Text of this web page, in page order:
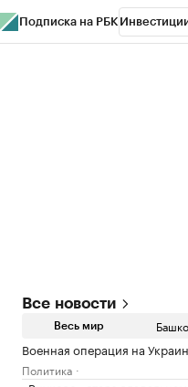
Подписка на РБК
Все новости
Весь мир
Военная операция на
Политика